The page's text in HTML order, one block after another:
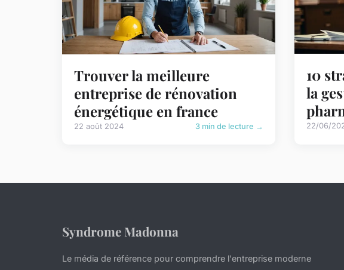
Trouver la meilleure
entreprise de rénovation
énergétique en france
22 août 2024 3 min de lecture →
10
la
22/06/
Syndrome Madonna
Le média de référence pour comprendre l'entreprise moderne